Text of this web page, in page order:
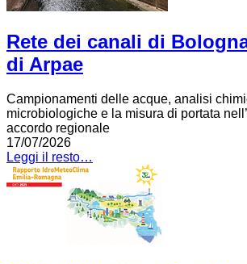
Rete dei canali di
di Arpae
Campionamenti delle acque, analisi
microbiologiche e la misura di portata
accordo regionale
17/07/2026
Leggi il resto…